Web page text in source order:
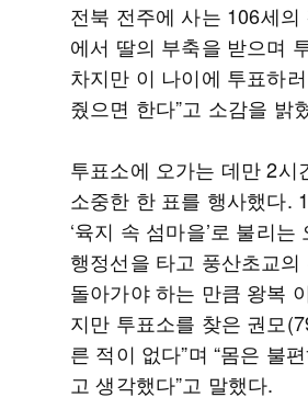
전북 전주에 사는 106세
에서 딸의 부축을 받으며
차지만 이 나이에 투표하
줬으면 한다”고 소감을 밝
투표소에 오가는 데만 2시
소중한 한 표를 행사했다.
‘육지 속 섬마을’로 불리
행정선을 타고 풍산초교
돌아가야 하는 만큼 왕복
지만 투표소를 찾은 권모
른 적이 없다”며 “몸은 불
고 생각했다”고 말했다.